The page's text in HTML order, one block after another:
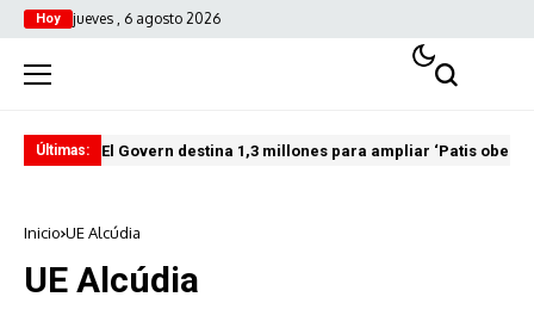
Hoy jueves , 6 agosto 2026
Últimas: El Govern destina 1,3 millones para ampliar ‘Patis
Inicio UE Alcúdia
UE Alcúdia